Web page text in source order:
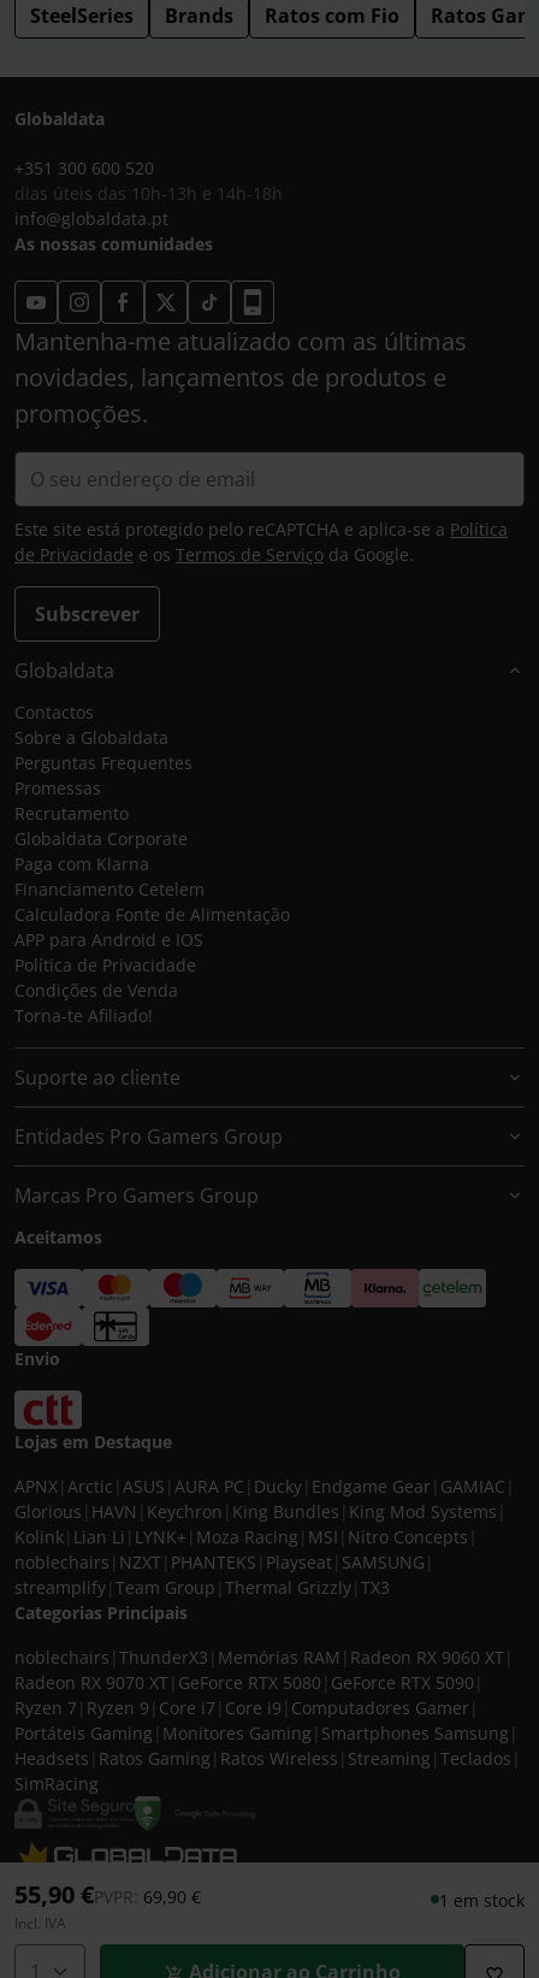
PVPR: Preço reduzido de
69,90 €para
55,90 € 1 em stock
Incl. IVA
Adicionar ao Carrinho
SteelSeries Brands Ratos com Fio Ratos
Globaldata
+351 300 600 520
dias úteis das 10h-13h e 14h-18h
info@globaldata.pt
As nossas comunidades
Mantenha-me atualizado com as últimas
novidades, lançamentos de produtos e
promoções.
Subscrever
Este site está protegido pelo reCAPTCHA e aplica-se a Política
de Privacidade e os Termos de Serviço da Google.
Globaldata
Contactos
Sobre a Globaldata
Perguntas Frequentes
Promessas
Recrutamento
Globaldata Corporate
Paga com Klarna
Financiamento Cetelem
Calculadora Fonte de Alimentação
APP para Android e IOS
Política de Privacidade
Condições de Venda
Torna-te Afiliado!
Suporte ao cliente
Entidades Pro Gamers Group
Marcas Pro Gamers Group
Aceitamos
Envio
Lojas em Destaque
APNX Arctic ASUS AURA PC Ducky Endgame Gear GAMIAC
Glorious HAVN Keychron King Bundles King Mod Systems
Kolink Lian Li LYNK+ Moza Racing MSI Nitro Concepts
noblechairs NZXT PHANTEKS Playseat SAMSUNG
streamplify Team Group Thermal Grizzly TX3
Categorias Principais
noblechairs ThunderX3 Memórias RAM Radeon RX 9060 XT
Radeon RX 9070 XT GeForce RTX 5080 GeForce RTX 5090
Ryzen 7 Ryzen 9 Core i7 Core i9 Computadores Gamer
Portáteis Gaming Monitores Gaming Smartphones Samsung
Headsets Ratos Gaming Ratos Wireless Streaming Teclados
SimRacing
© 2026 CASEKING IBERIA. TODOS OS DIREITOS RESERVADOS. IVA incluído à
taxa em vigor para todos os produtos. As fotos apresentadas podem não
corresponder às configurações descritas. Preços e especificações sujeitos a
alteração sem aviso prévio. A caseking Iberia declina qualquer